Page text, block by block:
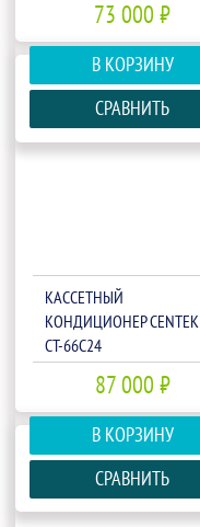
73 000 ₽
В КОРЗИНУ
СРАВНИТЬ
КАССЕТНЫЙ
КОНДИЦИОНЕР CENTEK
CT-66С24
87 000 ₽
В КОРЗИНУ
СРАВНИТЬ